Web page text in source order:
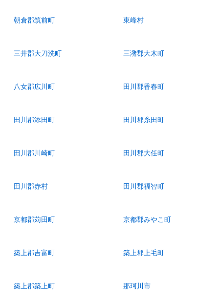
朝倉郡筑前町 東峰村
三井郡大刀洗町 三潴郡大木町
八女郡広川町 田川郡香春町
田川郡添田町 田川郡糸田町
田川郡川崎町 田川郡大任町
田川郡赤村 田川郡福智町
京都郡苅田町 京都郡みやこ町
築上郡吉富町 築上郡上毛町
築上郡築上町 那珂川市